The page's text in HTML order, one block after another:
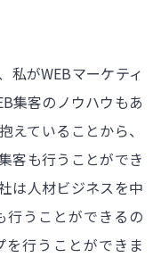
私がWEBマーケティ
集客のノウハウもあ
えていることから、
客も行うことができ
は人材ビジネスを中
うことができるの
行うことができま